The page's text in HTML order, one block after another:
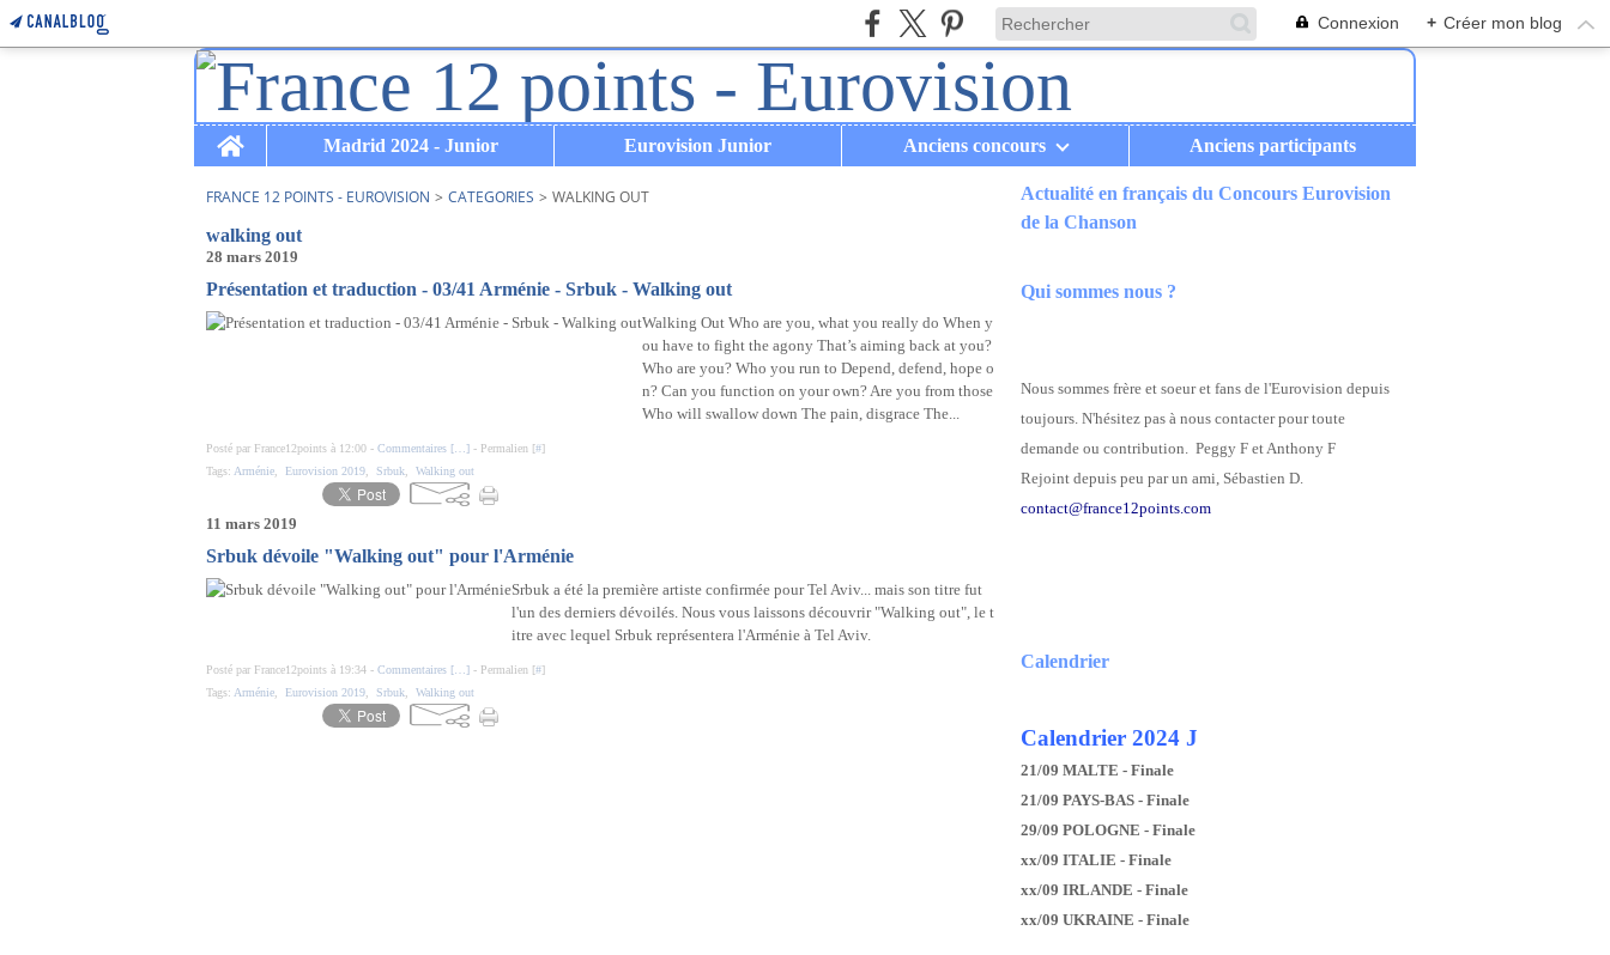
Connexion + Créer mon blog
Home
Madrid 2024 - Junior Eurovision Junior Anciens concours Anciens participants
FRANCE 12 POINTS - EUROVISION > CATEGORIES > WALKING OUT
walking out
28 mars 2019
Présentation et traduction - 03/41 Arménie - Srbuk - Walking out
Walking Out Who are you, what you really do When y
ou have to fight the agony That’s aiming back at you?
Who are you? Who you run to Depend, defend, hope o
n? Can you function on your own? Are you from those
Who will swallow down The pain, disgrace The...
Posté par France12points à 12:00 - Commentaires [ ] - Permalien [#]
Tags: Arménie Eurovision 2019 Srbuk Walking out
11 mars 2019
Srbuk dévoile "Walking out" pour l'Arménie
Srbuk a été la première artiste confirmée pour Tel Aviv... mais son titre fut
l'un des derniers dévoilés. Nous vous laissons découvrir "Walking out", le t
itre avec lequel Srbuk représentera l'Arménie à Tel Aviv.
Posté par France12points à 19:34 - Commentaires [ ] - Permalien [#]
Tags: Arménie Eurovision 2019 Srbuk Walking out
Actualité en français du Concours Eurovision
de la Chanson
Qui sommes nous ?
Nous sommes frère et soeur et fans de l'Eurovision depuis
toujours. N'hésitez pas à nous contacter pour toute
demande ou contribution. Peggy F et Anthony F
Rejoint depuis peu par un ami, Sébastien D.
contact@france12points.com
Calendrier
Calendrier 2024 J
21/09 MALTE - Finale
21/09 PAYS-BAS - Finale
29/09 POLOGNE - Finale
xx/09 ITALIE - Finale
xx/09 IRLANDE - Finale
xx/09 UKRAINE - Finale